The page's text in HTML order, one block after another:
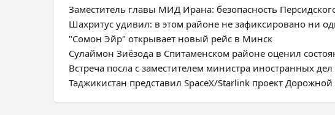
Заместитель главы МИД Ирана: безопасность
Шахритус удивил: в этом районе не зафиксировано ни
"Сомон Эйр" открывает новый рейс в Минск
Сулаймон Зиёзода в Спитаменском районе оценил
Встреча посла с заместителем министра иностранных
Таджикистан представил SpaceX/Starlink проект